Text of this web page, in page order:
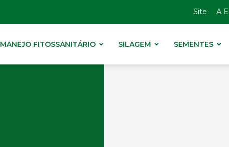
Site A
MANEJO FITOSSANITÁRIO SILAGEM SEMENTES